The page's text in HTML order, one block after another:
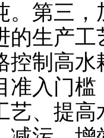
。第三，
的生产
控制高
准入门槛
艺、提高